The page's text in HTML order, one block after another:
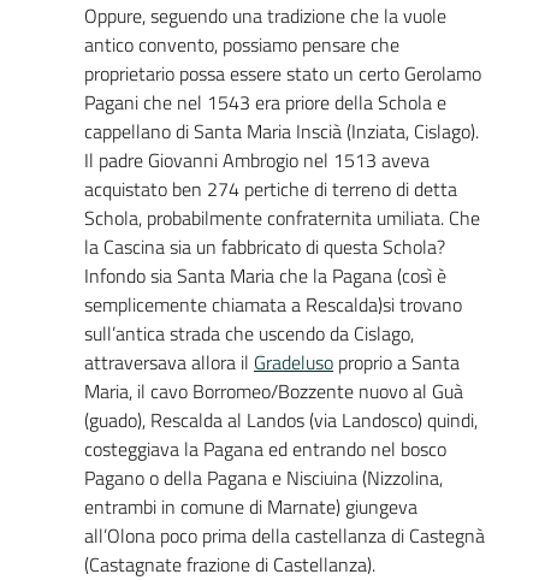
Oppure, seguendo una tradizione che la vuole
antico convento, possiamo pensare che
proprietario possa essere stato un certo Gerolamo
Pagani che nel 1543 era priore della Schola e
cappellano di Santa Maria Inscià (Inziata, Cislago).
Il padre Giovanni Ambrogio nel 1513 aveva
acquistato ben 274 pertiche di terreno di detta
Schola, probabilmente confraternita umiliata. Che
la Cascina sia un fabbricato di questa Schola?
Infondo sia Santa Maria che la Pagana (così è
semplicemente chiamata a Rescalda)si trovano
sull’antica strada che uscendo da Cislago,
attraversava allora il Gradeluso proprio a Santa
Maria, il cavo Borromeo/Bozzente nuovo al Guà
(guado), Rescalda al Landos (via Landosco) quindi,
costeggiava la Pagana ed entrando nel bosco
Pagano o della Pagana e Nisciuina (Nizzolina,
entrambi in comune di Marnate) giungeva
all’Olona poco prima della castellanza di Castegnà
(Castagnate frazione di Castellanza).